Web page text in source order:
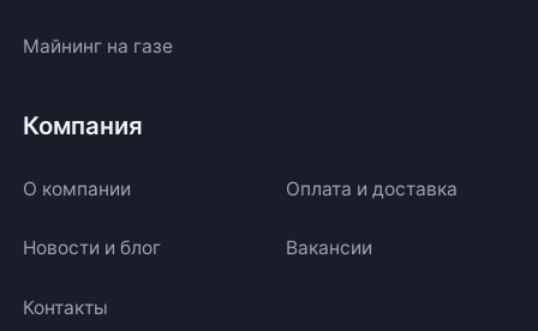
Майнинг на газе
Компания
О компании Оплата и доставка
Новости и блог Вакансии
Контакты